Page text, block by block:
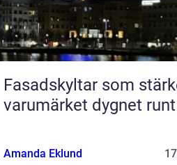
Fasadskyltar som
varumärket dygnet runt
Amanda Eklund